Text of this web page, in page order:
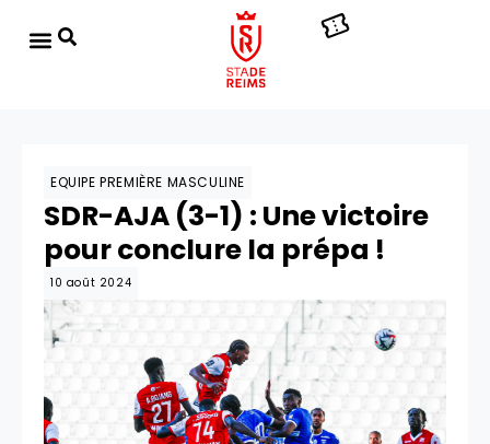
EQUIPE PREMIÈRE MASCULINE
SDR-AJA (3-1) : Une victoire
pour conclure la prépa !
10 août 2024